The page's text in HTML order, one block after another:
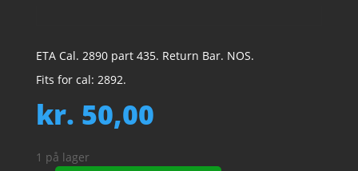
ETA Cal. 2890 part 435. Return Bar. NOS.
Fits for cal: 2892.
kr. 50,00
1 på lager